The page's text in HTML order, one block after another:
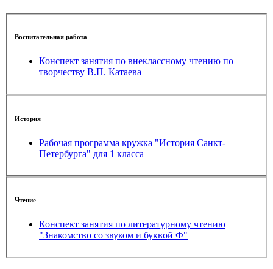
Воспитательная работа
Конспект занятия по внеклассному чтению по
творчеству В.П. Катаева
История
Рабочая программа кружка "История Санкт-
Петербурга" для 1 класса
Чтение
Конспект занятия по литературному чтению
"Знакомство со звуком и буквой Ф"